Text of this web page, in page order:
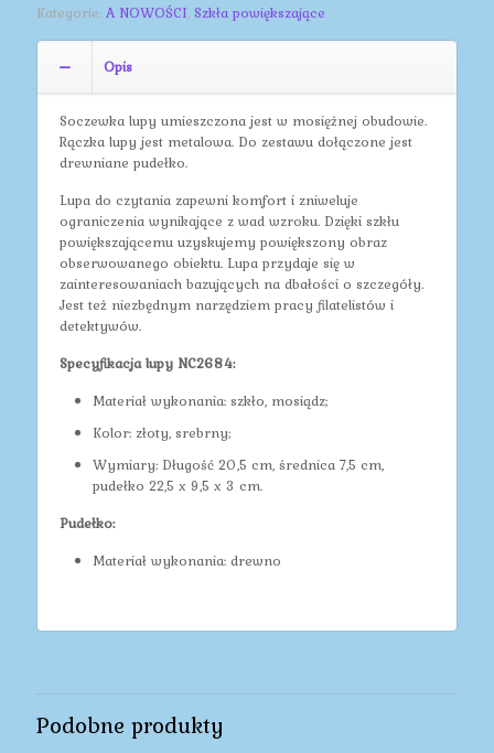
Kategorie: A NOWOŚCI, Szkła powiększające
Opis
Soczewka lupy umieszczona jest w mosiężnej obudowie.
Rączka lupy jest metalowa. Do zestawu dołączone jest
drewniane pudełko.
Lupa do czytania zapewni komfort i zniweluje
ograniczenia wynikające z wad wzroku. Dzięki szkłu
powiększającemu uzyskujemy powiększony obraz
obserwowanego obiektu. Lupa przydaje się w
zainteresowaniach bazujących na dbałości o szczegóły.
Jest też niezbędnym narzędziem pracy filatelistów i
detektywów.
Specyfikacja lupy NC2684:
Materiał wykonania: szkło, mosiądz;
Kolor: złoty, srebrny;
Wymiary: Długość 20,5 cm, średnica 7,5 cm,
pudełko 22,5 x 9,5 x 3 cm.
Pudełko:
Materiał wykonania: drewno
Podobne produkty